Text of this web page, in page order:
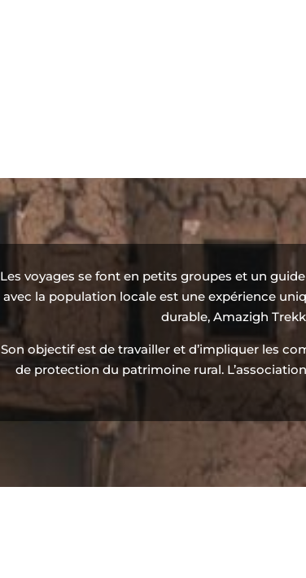
Les voyages se font en petits groupes et un
avec la population locale est une expérience
durable, Amazigh
Son objectif est de travailler et d’impliquer les
de protection du patrimoine rural.